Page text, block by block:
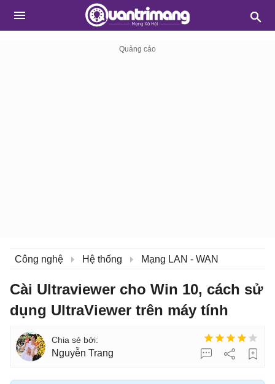
Công nghệ Hệ thống Mạng LAN - WAN
Cài Ultraviewer cho Win 10, cách sử
dụng UltraViewer trên máy tính
Nguyễn Trang